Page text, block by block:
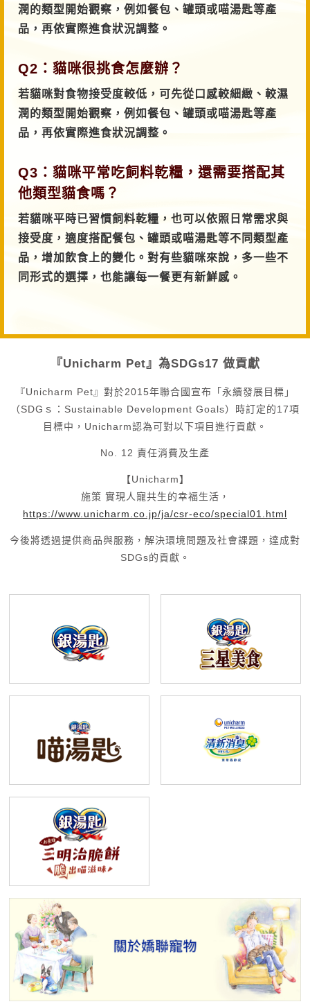
潤的類型開始觀察，例如餐包、罐頭或喵湯匙等產
品，再依實際進食狀況調整。
Q2：貓咪很挑食怎麼辦？
若貓咪對食物接受度較低，可先從口感較細緻、較濕
潤的類型開始觀察，例如餐包、罐頭或喵湯匙等產
品，再依實際進食狀況調整。
Q3：貓咪平常吃飼料乾糧，還需要搭配其
他類型貓食嗎？
若貓咪平時已習慣飼料乾糧，也可以依照日常需求與
接受度，適度搭配餐包、罐頭或喵湯匙等不同類型產
品，增加飲食上的變化。對有些貓咪來說，多一些不
同形式的選擇，也能讓每一餐更有新鮮感。
『Unicharm Pet』 為SDGs17 做貢獻
『Unicharm Pet』 對於2015年聯合國宣布「永續發展目標」
（SDGｓ：Sustainable Development Goals）時訂定的17項
目標中，Unicharm認為可對以下項目進行貢獻。
No. 12 責任消費及生產
【Unicharm】
施策 實現人寵共生的幸福生活，
https://www.unicharm.co.jp/ja/csr-eco/special01.html
今後將透過提供商品與服務， 解決環境問題及社會課題，達成對
SDGs的貢獻。